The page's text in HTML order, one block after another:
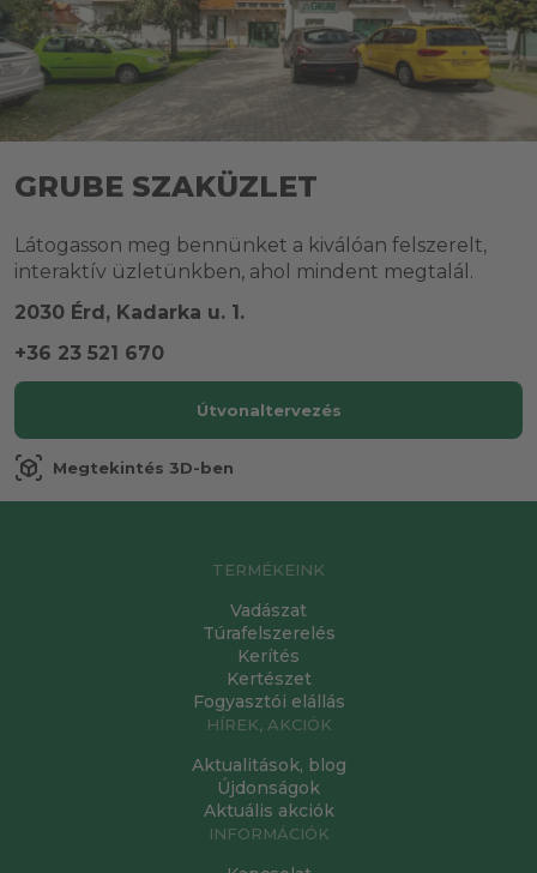
GRUBE SZAKÜZLET
Látogasson meg bennünket a kiválóan felszerelt,
interaktív üzletünkben, ahol mindent megtalál.
2030 Érd, Kadarka u. 1.
+36 23 521 670
Útvonaltervezés
view_in_ar Megtekintés 3D-ben
TERMÉKEINK
Vadászat
Túrafelszerelés
Kerítés
Kertészet
Fogyasztói elállás
HÍREK, AKCIÓK
Aktualitások, blog
Újdonságok
Aktuális akciók
INFORMÁCIÓK